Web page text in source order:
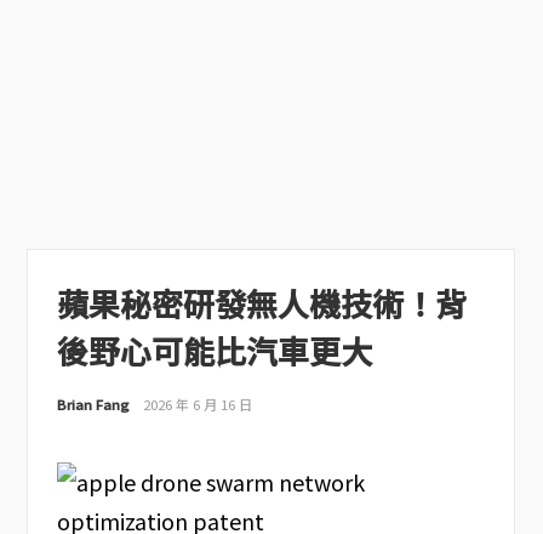
蘋果秘密研發無人機技術！背
後野心可能比汽車更大
Brian Fang 2026 年 6 月 16 日